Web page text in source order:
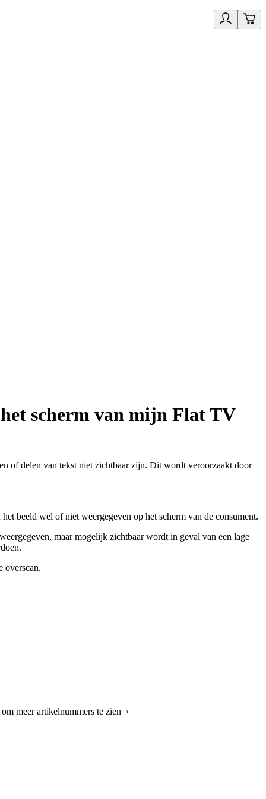
scherm van mijn Flat TV
of delen van tekst niet zichtbaar zijn. Dit wordt veroorzaakt door
beeld wel of niet weergegeven op het scherm van de consument.
maar mogelijk zichtbaar wordt in geval van een lage
overscan.
meer artikelnummers te zien ›